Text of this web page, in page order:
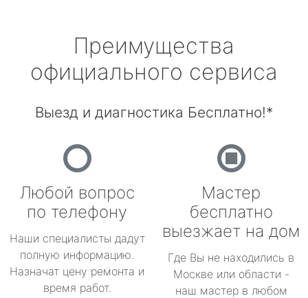
Преимущества
официального сервиса
Выезд и диагностика Бесплатно!*
Любой вопрос
по телефону
Наши специалисты дадут
полную информацию.
Назначат цену ремонта и
время работ.
Мастер
бесплатно
выезжает на дом
Где Вы не находились в
Москве или области -
наш мастер в любом